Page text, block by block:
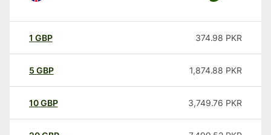
1 GBP 374.98 PKR
5 GBP 1,874.88 PKR
10GBP 3,749.76 PKR